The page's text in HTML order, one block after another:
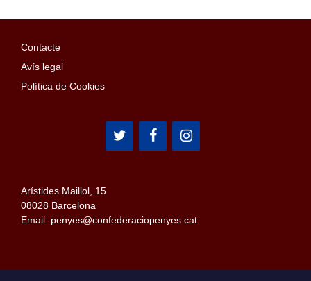
Contacte
Avís legal
Política de Cookies
Arístides Maillol, 15
08028 Barcelona
Email: penyes@confederaciopenyes.cat